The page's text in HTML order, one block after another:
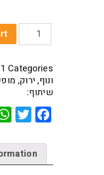
מפל
Quantity
Categories:
ונוף,ירוק,
שיתוף: